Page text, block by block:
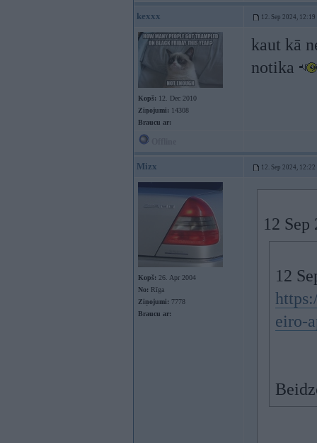
kexxx 12. Sep 2024, 12:19
Kopš: 12. Dec 2010
Ziņojumi: 14308
Braucu ar:
kaut kā
notika
Mizx 12. Sep 2024, 12:22
Kopš: 26. Apr 2004
No: Rīga
Ziņojumi: 7778
Braucu ar:
12
12
eiro-